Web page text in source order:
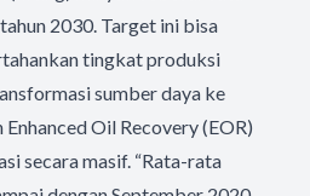
2030. Target ini bisa
tingkat produksi
sumber daya ke
Oil Recovery (EOR)
secara masif. “Rata-rata